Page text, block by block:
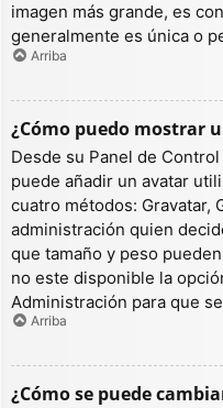
imagen más grande, es
generalmente es única o
Arriba
¿Cómo puedo mostrar
Desde su Panel de
puede añadir un avatar
cuatro métodos: Gravatar,
administración quien
que tamaño y peso
no este disponible la
Administración para que
Arriba
¿Cómo se puede